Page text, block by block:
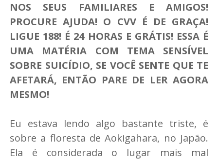
NOS SEUS FAMILIARES E AMIGOS!
PROCURE AJUDA! O CVV É DE GRAÇA!
LIGUE 188! É 24 HORAS E GRÁTIS! ESSA É
UMA MATÉRIA COM TEMA SENSÍVEL
SOBRE SUICÍDIO, SE VOCÊ SENTE QUE TE
AFETARÁ, ENTÃO PARE DE LER AGORA
MESMO!
Eu estava lendo algo bastante triste, é
sobre a floresta de Aokigahara, no Japão.
Ela é considerada o lugar mais mal